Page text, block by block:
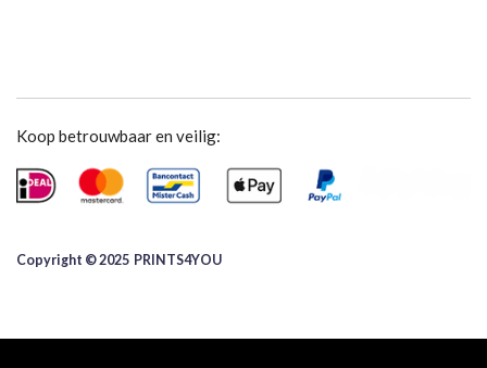
Koop betrouwbaar en veilig:
Copyright © 2025 ​PRINTS4YOU